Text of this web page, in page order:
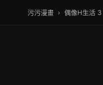
污污漫畫 › 偶像H生活 3